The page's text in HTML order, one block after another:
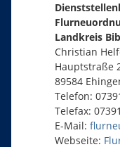
Landkreis
Christian
Hauptstraße
89584
Telefon:
Telefax:
E-Mail:
Webseite: